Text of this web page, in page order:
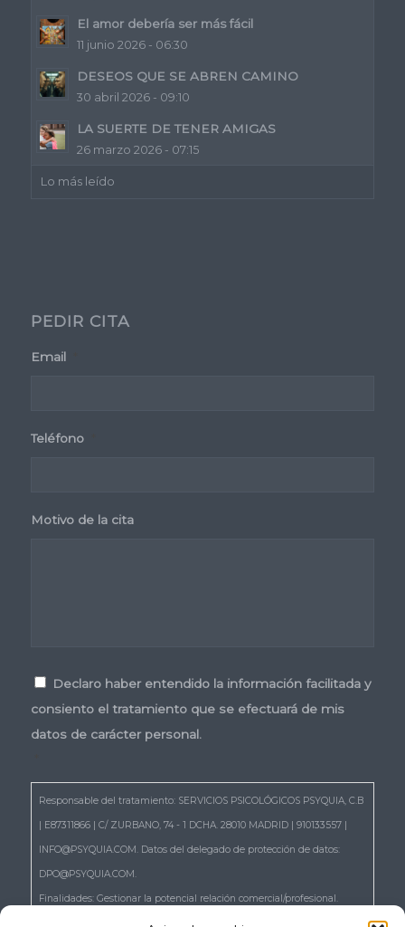
El amor debería ser más fácil
11 junio 2026 - 06:30
DESEOS QUE SE ABREN CAMINO
30 abril 2026 - 09:10
LA SUERTE DE TENER AMIGAS
26 marzo 2026 - 07:15
Lo más leído
PEDIR CITA
Email
Teléfono
Motivo de la cita
Declaro haber entendido la información facilitada y
consiento el tratamiento que se efectuará de mis
datos de carácter personal.
Responsable del tratamiento: SERVICIOS PSICOLÓGICOS PSYQUIA, C.B
| E87311866 | C/ ZURBANO, 74 - 1 DCHA. 28010 MADRID | 910133557 |
INFO@PSYQUIA.COM. Datos del delegado de protección de datos:
DPO@PSYQUIA.COM.
Finalidades: Gestionar la potencial relación comercial/profesional.
Atender las consultas y remitir la información que nos solicita.